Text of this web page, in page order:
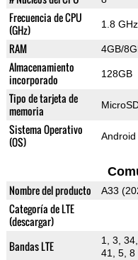
Frecuencia de CPU
(GHz)
1.8 GHz
RAM 4GB/
Almacenamiento
incorporado
128GB
Tipo de tarjeta de
memoria
Sistema Operativo
(OS)
Android
Nombre del producto A33
Categoría de LTE
(descargar)
Bandas LTE
1, 3,
41, 5, 8